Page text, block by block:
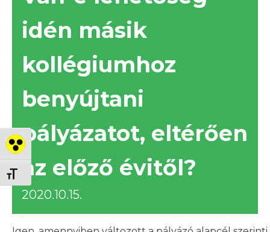
Nagy kontraszt váltása
Betűméret váltása
idén másik
kollégiumhoz
benyújtani
pályázatot, eltérően
az előző évitől?
2020.10.15.